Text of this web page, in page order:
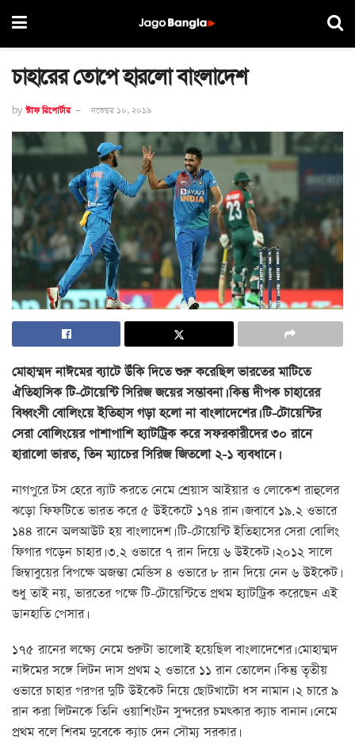
চাহারের তোপে হারলো বাংলাদেশ
by স্টাফ রিপোর্টার নভেম্বর ১০, ২০১৯
মোহাম্মদ নাঈমের ব্যাটে উঁকি দিতে শুরু করেছিল ভারতের মাটিতে
ঐতিহাসিক টি-টোয়েন্টি সিরিজ জয়ের সম্ভাবনা। কিন্তু দীপক চাহারের
বিধ্বংসী বোলিংয়ে ইতিহাস গড়া হলো না বাংলাদেশের। টি-টোয়েন্টির
সেরা বোলিংয়ের পাশাপাশি হ্যাটট্রিক করে সফরকারীদের ৩০ রানে
হারালো ভারত, তিন ম্যাচের সিরিজ জিতলো ২-১ ব্যবধানে।
নাগপুরে টস হেরে ব্যাট করতে নেমে শ্রেয়াস আইয়ার ও লোকেশ রাহুলের
ঝড়ো ফিফটিতে ভারত করে ৫ উইকেটে ১৭৪ রান। জবাবে ১৯.২ ওভারে
১৪৪ রানে অলআউট হয় বাংলাদেশ। টি-টোয়েন্টি ইতিহাসের সেরা বোলিং
ফিগার গড়েন চাহার। ৩.২ ওভারে ৭ রান দিয়ে ৬ উইকেট। ২০১২ সালে
জিম্বাবুয়ের বিপক্ষে অজন্তা মেন্ডিস ৪ ওভারে ৮ রান দিয়ে নেন ৬ উইকেট।
শুধু তাই নয়, ভারতের পক্ষে টি-টোয়েন্টিতে প্রথম হ্যাটট্রিক করেছেন এই
ডানহাতি পেসার।
১৭৫ রানের লক্ষ্যে নেমে শুরুটা ভালোই হয়েছিল বাংলাদেশের। মোহাম্মদ
নাঈমের সঙ্গে লিটন দাস প্রথম ২ ওভারে ১১ রান তোলেন। কিন্তু তৃতীয়
ওভারে চাহার পরপর দুটি উইকেট নিয়ে ছোটখাটো ধস নামান। ২ চারে ৯
রান করা লিটনকে তিনি ওয়াশিংটন সুন্দরের চমৎকার ক্যাচ বানান। নেমে
প্রথম বলে শিবম দুবেকে ক্যাচ দেন সৌম্য সরকার।